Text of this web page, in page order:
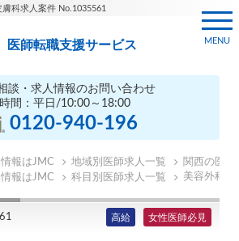
科求人案件 No.1035561
医師転職支援サービス
談・求人情報のお問い合わせ
間：平日/10:00～18:00
0120-940-196
MENU
報はJMC 地域別医師求人一覧
関西の医師
報はJMC
科目別医師求人一覧 美容外科医
高給 女性医師必見